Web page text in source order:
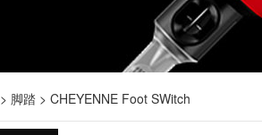
> 脚踏 > CHEYENNE Foot SWitch